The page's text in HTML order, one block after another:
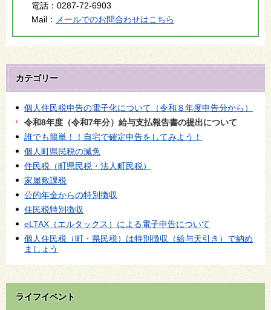
電話： 0287-72-6903
Mail：
メールでのお問合わせはこちら
カテゴリー
個人住民税申告の電子化について（令和８年度申告分から）
令和8年度（令和7年分）給与支払報告書の提出について
誰でも簡単！！自宅で確定申告をしてみよう！
個人町県民税の減免
住民税（町県民税・法人町民税）
家屋敷課税
公的年金からの特別徴収
住民税特別徴収
eLTAX（エルタックス）による電子申告について
個人住民税（町・県民税）は特別徴収（給与天引き）で納め
ましょう
ライフイベント